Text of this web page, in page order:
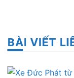
BÀI VIẾT